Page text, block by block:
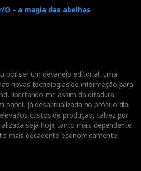
O – a magia das abelhas
por ser um devaneio editorial, uma
novas tecnologias de informação para
libertando-me assim da ditadura
papel, já desactualizada no próprio dia
custos de produção, talvez por
seja hoje tanto mais dependente
mais decadente economicamente.